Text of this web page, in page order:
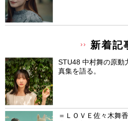
新着記
STU48 中村舞の原動
真集を語る。
＝ＬＯＶＥ佐々木舞